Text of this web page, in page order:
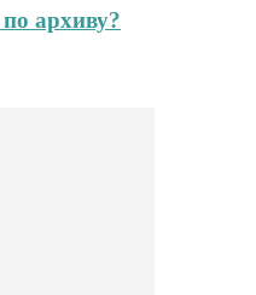
архиву?